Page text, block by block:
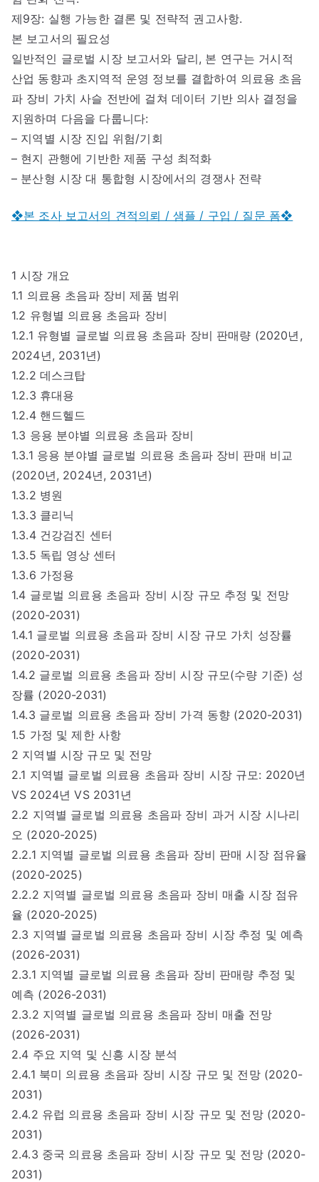
제9장: 실행 가능한 결론 및 전략적 권고사항.
본 보고서의 필요성
일반적인 글로벌 시장 보고서와 달리, 본 연구는 거시적
산업 동향과 초지역적 운영 정보를 결합하여 의료용 초음
파 장비 가치 사슬 전반에 걸쳐 데이터 기반 의사 결정을
지원하며 다음을 다룹니다:
– 지역별 시장 진입 위험/기회
– 현지 관행에 기반한 제품 구성 최적화
– 분산형 시장 대 통합형 시장에서의 경쟁사 전략
❖본 조사 보고서의 견적의뢰 / 샘플 / 구입 / 질문 폼❖
1 시장 개요
1.1 의료용 초음파 장비 제품 범위
1.2 유형별 의료용 초음파 장비
1.2.1 유형별 글로벌 의료용 초음파 장비 판매량 (2020년,
2024년, 2031년)
1.2.2 데스크탑
1.2.3 휴대용
1.2.4 핸드헬드
1.3 응용 분야별 의료용 초음파 장비
1.3.1 응용 분야별 글로벌 의료용 초음파 장비 판매 비교
(2020년, 2024년, 2031년)
1.3.2 병원
1.3.3 클리닉
1.3.4 건강검진 센터
1.3.5 독립 영상 센터
1.3.6 가정용
1.4 글로벌 의료용 초음파 장비 시장 규모 추정 및 전망
(2020-2031)
1.4.1 글로벌 의료용 초음파 장비 시장 규모 가치 성장률
(2020-2031)
1.4.2 글로벌 의료용 초음파 장비 시장 규모(수량 기준) 성
장률 (2020-2031)
1.4.3 글로벌 의료용 초음파 장비 가격 동향 (2020-2031)
1.5 가정 및 제한 사항
2 지역별 시장 규모 및 전망
2.1 지역별 글로벌 의료용 초음파 장비 시장 규모: 2020년
VS 2024년 VS 2031년
2.2 지역별 글로벌 의료용 초음파 장비 과거 시장 시나리
오 (2020-2025)
2.2.1 지역별 글로벌 의료용 초음파 장비 판매 시장 점유율
(2020-2025)
2.2.2 지역별 글로벌 의료용 초음파 장비 매출 시장 점유
율 (2020-2025)
2.3 지역별 글로벌 의료용 초음파 장비 시장 추정 및 예측
(2026-2031)
2.3.1 지역별 글로벌 의료용 초음파 장비 판매량 추정 및
예측 (2026-2031)
2.3.2 지역별 글로벌 의료용 초음파 장비 매출 전망
(2026-2031)
2.4 주요 지역 및 신흥 시장 분석
2.4.1 북미 의료용 초음파 장비 시장 규모 및 전망 (2020-
2031)
2.4.2 유럽 의료용 초음파 장비 시장 규모 및 전망 (2020-
2031)
2.4.3 중국 의료용 초음파 장비 시장 규모 및 전망 (2020-
2031)